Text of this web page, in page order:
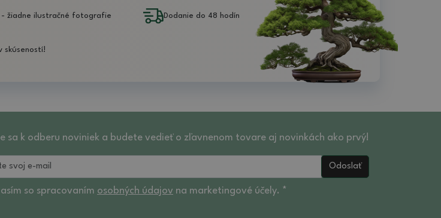
- žiadne ilustračné fotografie Dodanie do 48 hodín
skúseností!
sa k odberu noviniek a budete vedieť o zľavnenom tovare aj novinkách ako prvý!
Odoslať
so spracovaním osobných údajov na marketingové účely. *